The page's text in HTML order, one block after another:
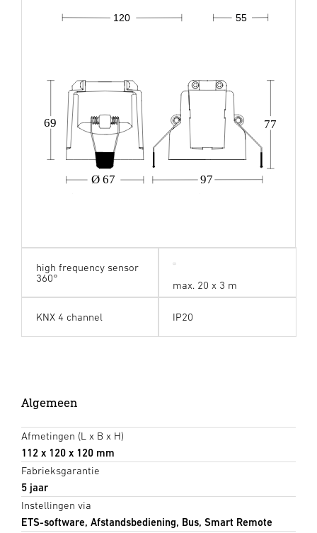
55
120
Ø 67 97
69 77
high frequency sensor
360°
max. 20 x 3 m
KNX 4 channel IP20
Algemeen
Afmetingen (L x B x H)
112 x 120 x 120 mm
Fabrieksgarantie
5 jaar
Instellingen via
ETS-software, Afstandsbediening, Bus, Smart Remote